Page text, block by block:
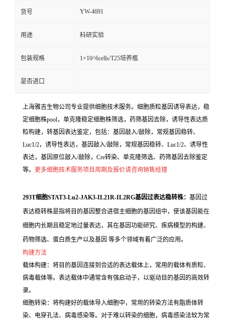
货号 YW-4691
用途 科研实验
包装规格 1×10^6cells/T25培养瓶
是否进口
上海雅吉生物公司专业提供细胞技术服务。细胞质粒基因诱导表达，稳
定细胞株pool，单克隆稳定细胞株筛选，药筛基因去除，诱导性表达质
粒构建，转基因表达鉴定，包括：基因敲入/敲除，常规基因稳转、
Luc1/2，诱导性表达，基因敲入/敲除，常规基因稳转、Luc1/2、诱导性
表达，基因原位敲入/敲除，Cre转染、单克隆筛选、药筛基因去除鉴定
等。 更多细胞技术服务项目周期及报价请咨询销售经理
293T细胞STAT3-Lu2-JAK3-IL21R-IL2RG基因过表达稳转株： 基因过
表达稳转株是指将目的基因整合进宿主细胞的基因组中，使该基因能在
细胞内长期且稳定地过量表达，其在基因功能研究、疾病模型的构建、
药物筛选、蛋白质生产以及基因 等多个领域有着广泛的应用。
构建方法
载体构建：将目的基因连接到合适的表达载体上，常用的载体有质粒、
病毒载体等。表达载体中通常含有强启动子，以驱动目的基因的高效转
录。
细胞转染：将构建好的载体导入细胞中，常用的转染方法有脂质体转
染、电穿孔法、病毒感染等。对于难以转染的细胞，病毒感染法较为常